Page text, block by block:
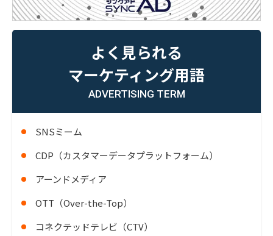
よく見られる
マーケティング用語
ADVERTISING TERM
SNSミーム
CDP（カスタマーデータプラットフォーム）
アーンドメディア
OTT（Over-the-Top）
コネクテッドテレビ（CTV）